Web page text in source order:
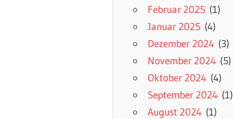
Februar 2025(1)
Januar 2025(4)
Dezember 2024(3)
November 2024(5)
Oktober 2024(4)
September 2024(1)
August 2024(1)